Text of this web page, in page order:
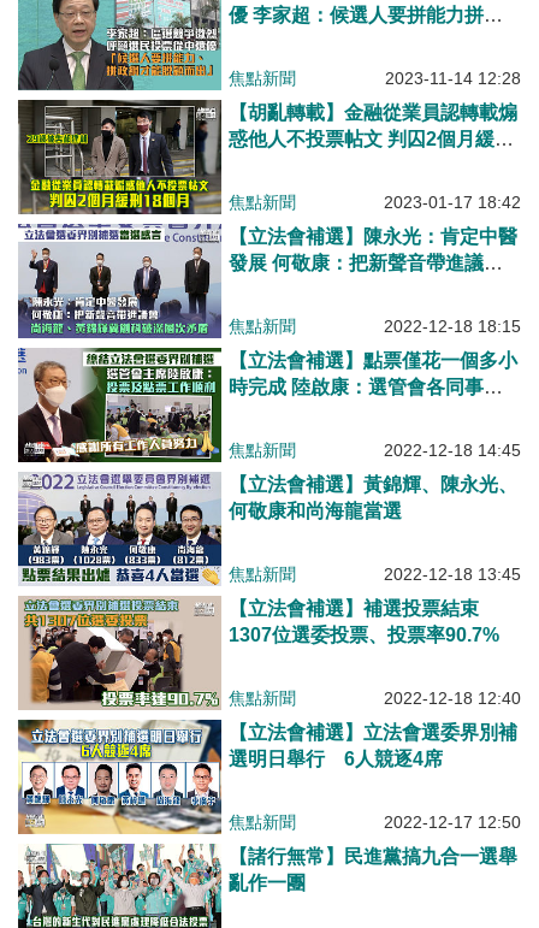
優 李家超：候選人要拼能力拼政
焦點新聞 2023-11-14 12:28
【胡亂轉載】金融從業員認轉載煽
惑他人不投票帖文 判囚2個月緩刑
焦點新聞 2023-01-17 18:42
【立法會補選】陳永光：肯定中醫
發展 何敬康：把新聲音帶進議會
盾
焦點新聞 2022-12-18 18:15
【立法會補選】點票僅花一個多小
時完成 陸啟康：選管會各同事努
焦點新聞 2022-12-18 14:45
【立法會補選】黃錦輝、陳永光、
何敬康和尚海龍當選
焦點新聞 2022-12-18 13:45
【立法會補選】補選投票結束
1307位選委投票、投票率90.7%
焦點新聞 2022-12-18 12:40
【立法會補選】立法會選委界別補
選明日舉行 6人競逐4席
焦點新聞 2022-12-17 12:50
【諸行無常】民進黨搞九合一選舉
亂作一團